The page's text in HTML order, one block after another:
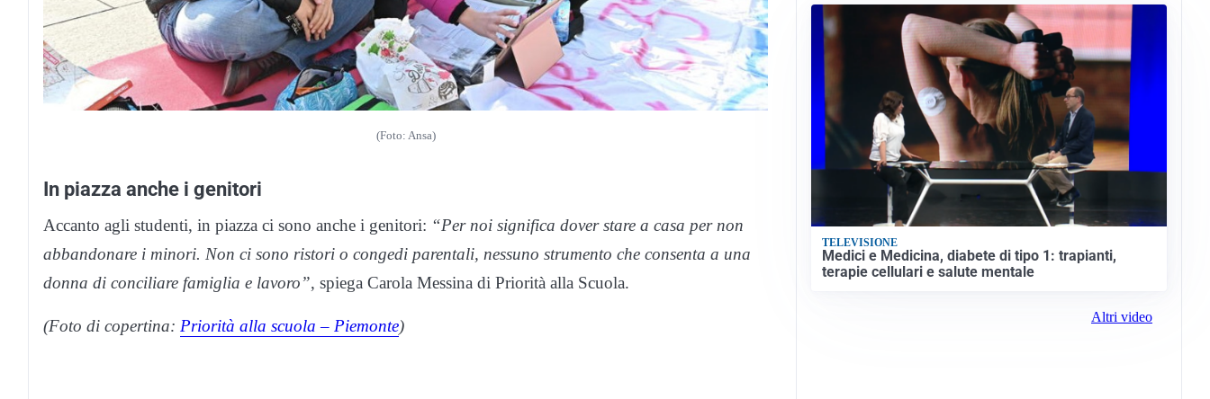
(Foto: Ansa)
In piazza anche i genitori
Accanto agli studenti, in piazza ci sono anche i genitori: “Per noi significa dover stare a casa per non
abbandonare i minori. Non ci sono ristori o congedi parentali, nessuno strumento che consenta a una
donna di conciliare famiglia e lavoro”, spiega Carola Messina di Priorità alla Scuola.
(Foto di copertina: Priorità alla scuola – Piemonte)
TELEVISIONE
Medici e Medicina, diabete di tipo 1: trapianti,
terapie cellulari e salute mentale
Altri video